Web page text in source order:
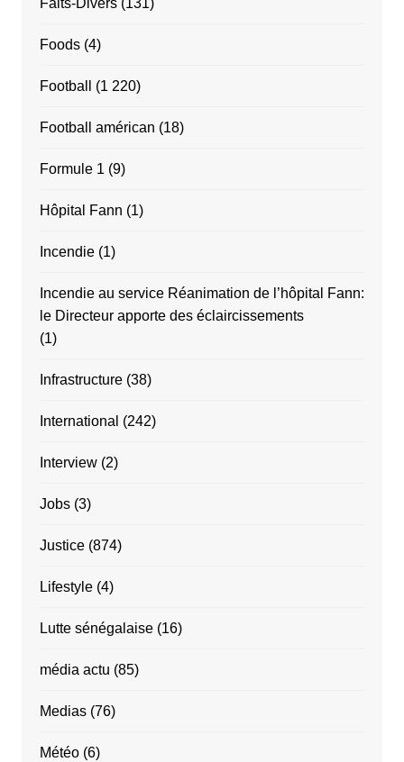
Foods(4)
Football (1 220)
Football américan (18)
Formule 1 (9)
Hôpital Fann (1)
Incendie(1)
Incendie au service Réanimation de l’hôpital Fann:
le Directeur apporte des éclaircissements
(1)
Infrastructure(38)
International (242)
Interview(2)
Jobs(3)
Justice(874)
Lifestyle(4)
Lutte sénégalaise(16)
média actu (85)
Medias(76)
Météo(6)